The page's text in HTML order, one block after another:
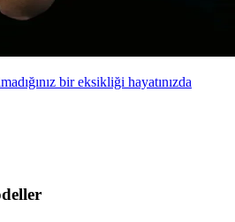
bir eksikliği hayatınızda